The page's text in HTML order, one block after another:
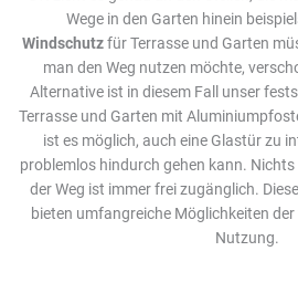
Wege in den Garten hinein
Windschutzfür Terrasse und Garten
man den Weg nutzen möchte,
Alternative ist in diesem Fall unser
Terrasse und Garten mit
ist es möglich, auch eine Glastür zu
problemlos hindurch gehen kann.
der Weg ist immer frei zugänglich.
bieten umfangreiche Möglichkeiten
Nutzung.